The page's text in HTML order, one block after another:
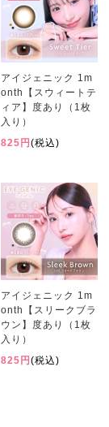
アイジェニック 1m
onth【スウィートテ
ィア】度あり（1枚
入り）
825円 (税込)
アイジェニック 1m
onth【スリークブラ
ウン】度あり（1枚
入り）
825円 (税込)